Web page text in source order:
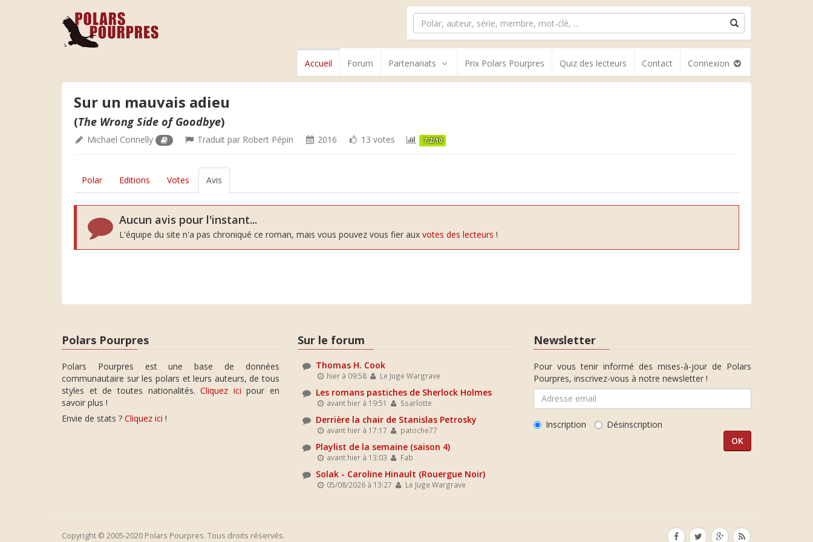
Accueil Forum Partenariats Prix Polars Pourpres Quiz des lecteurs Contact Connexion
Sur un mauvais adieu
(The Wrong Side of Goodbye)
Michael Connelly Traduit par Robert Pépin 2016 13 votes 7.2/10
Polar Editions Votes Avis
Aucun avis pour l'instant...
L'équipe du site n'a pas chroniqué ce roman, mais vous pouvez vous fier aux votes des lecteurs !
Polars Pourpres
Polars Pourpres est une base de données
communautaire sur les polars et leurs auteurs, de tous
styles et de toutes nationalités.Cliquez ici pour en
savoir plus !
Envie de stats ? Cliquez ici !
Sur le forum
Thomas H. Cook
hier à 09:58 Le Juge Wargrave
Les romans pastiches de Sherlock Holmes
avant hier à 19:51 Ssarlotte
Derrière la chair de Stanislas Petrosky
avant hier à 17:17 patoche77
Playlist de la semaine (saison 4)
avant hier à 13:03 Fab
Solak - Caroline Hinault (Rouergue Noir)
05/08/2026 à 13:27 Le Juge Wargrave
Newsletter
Pour vous tenir informé des mises-à-jour de Polars
Pourpres, inscrivez-vous à notre newsletter !
Inscription Désinscription
Copyright © 2005-2020 Polars Pourpres. Tous droits réservés.